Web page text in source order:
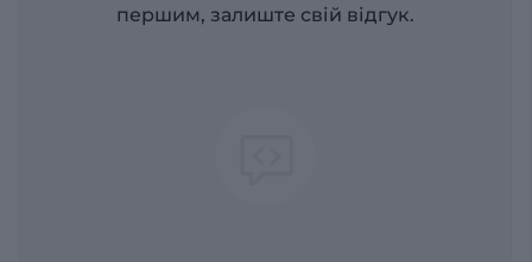
першим, залиште свій відгук.